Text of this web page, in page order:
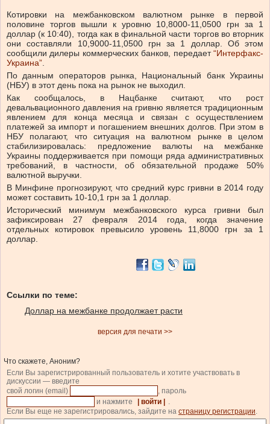
Котировки на межбанковском валютном рынке в первой
половине торгов вышли к уровню 10,8000-11,0500 грн за 1
доллар (к 10:40), тогда как в финальной части торгов во вторник
они составляли 10,9000-11,0500 грн за 1 доллар. Об этом
сообщили дилеры коммерческих банков, передает“Интерфакс-
Украина”.
По данным операторов рынка, Национальный банк Украины
(НБУ) в этот день пока на рынок не выходил.
Как сообщалось, в Нацбанке считают, что рост
девальвационного давления на гривню является традиционным
явлением для конца месяца и связан с осуществлением
платежей за импорт и погашением внешних долгов. При этом в
НБУ полагают, что ситуация на валютном рынке в целом
стабилизировалась: предложение валюты на межбанке
Украины поддерживается при помощи ряда административных
требований, в частности, об обязательной продаже 50%
валютной выручки.
В Минфине прогнозируют, что средний курс гривни в 2014 году
может составить 10-10,1 грн за 1 доллар.
Исторический минимум межбанковского курса гривни был
зафиксирован 27 февраля 2014 года, когда значение
отдельных котировок превысило уровень 11,8000 грн за 1
доллар.
Ссылки по теме:
Доллар на межбанке продолжает расти
версия для печати >>
Что скажете, Аноним?
Если Вы зарегистрированный пользователь и хотите участвовать в
дискуссии — введите
свой логин (email)
, пароль
и нажмите
| войти |
.
Если Вы еще не зарегистрировались, зайдите на страницу регистрации.